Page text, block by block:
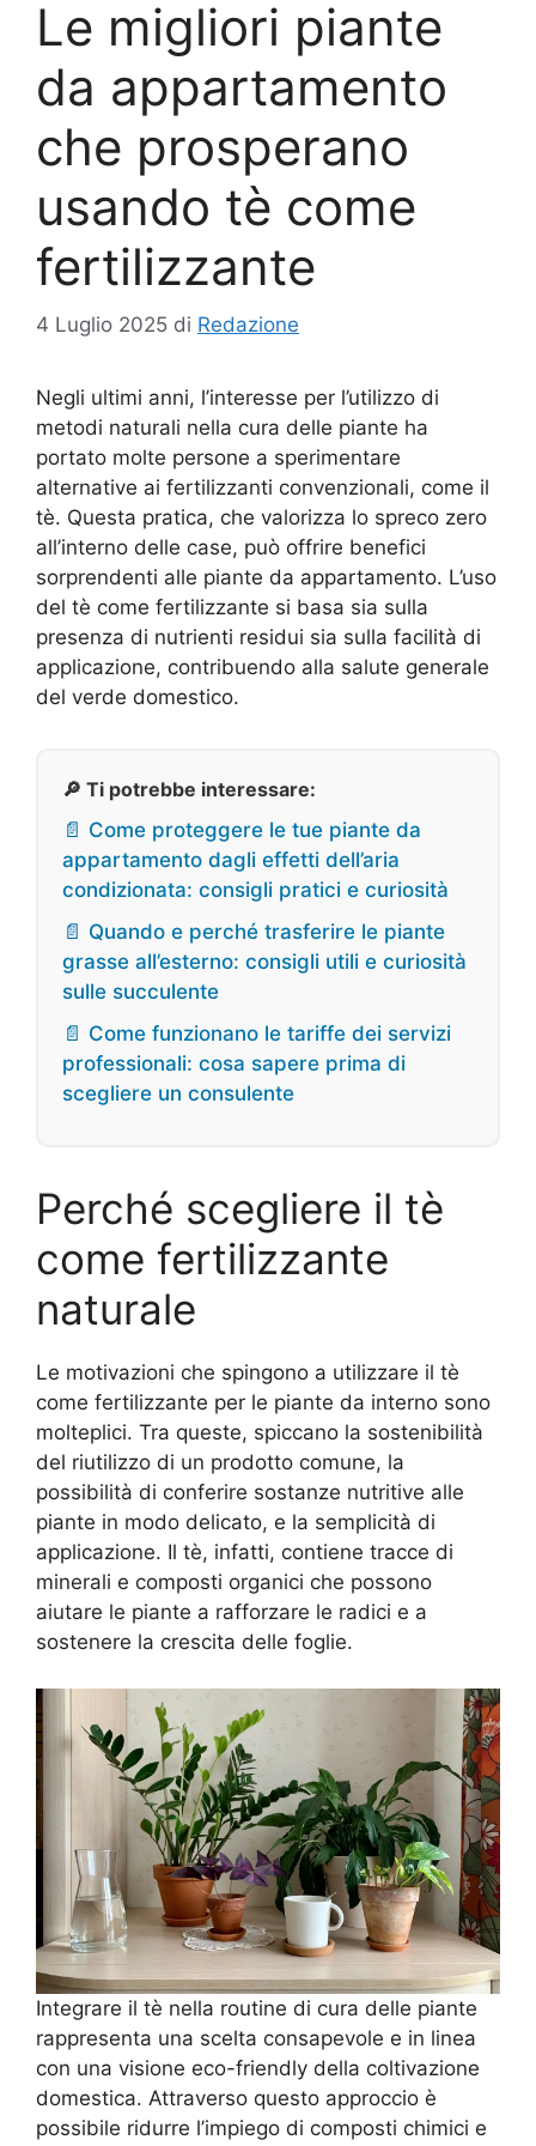
Le migliori piante
da appartamento
che prosperano
usando tè come
fertilizzante
4 Luglio 2025 di Redazione
Negli ultimi anni, l’interesse per l’utilizzo di
metodi naturali nella cura delle piante ha
portato molte persone a sperimentare
alternative ai fertilizzanti convenzionali, come il
tè. Questa pratica, che valorizza lo spreco zero
all’interno delle case, può offrire benefici
sorprendenti alle piante da appartamento. L’uso
del tè come fertilizzante si basa sia sulla
presenza di nutrienti residui sia sulla facilità di
applicazione, contribuendo alla salute generale
del verde domestico.
🔎 Ti potrebbe interessare:
📄 Come proteggere le tue piante da
appartamento dagli effetti dell’aria
condizionata: consigli pratici e curiosità
📄 Quando e perché trasferire le piante
grasse all’esterno: consigli utili e curiosità
sulle succulente
📄 Come funzionano le tariffe dei servizi
professionali: cosa sapere prima di
scegliere un consulente
Perché scegliere il tè
come fertilizzante
naturale
Le motivazioni che spingono a utilizzare il tè
come fertilizzante per le piante da interno sono
molteplici. Tra queste, spiccano la sostenibilità
del riutilizzo di un prodotto comune, la
possibilità di conferire sostanze nutritive alle
piante in modo delicato, e la semplicità di
applicazione. Il tè, infatti, contiene tracce di
minerali e composti organici che possono
aiutare le piante a rafforzare le radici e a
sostenere la crescita delle foglie.
Integrare il tè nella routine di cura delle piante
rappresenta una scelta consapevole e in linea
con una visione eco-friendly della coltivazione
domestica. Attraverso questo approccio è
possibile ridurre l’impiego di composti chimici e